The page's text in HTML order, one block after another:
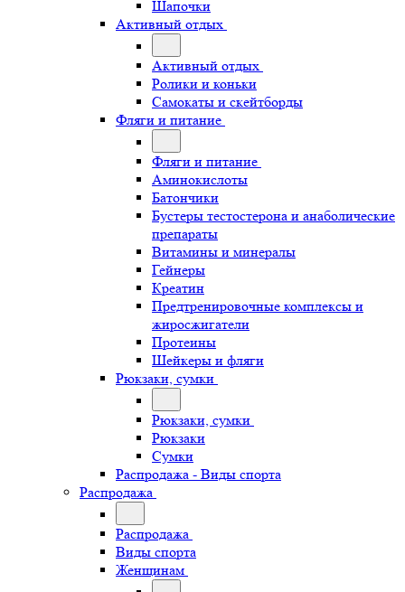
Шапочки
Активный отдых
Активный отдых
Ролики и коньки
Самокаты и скейтборды
Фляги и питание
Фляги и питание
Аминокислоты
Батончики
Бустеры тестостерона и анаболические
препараты
Витамины и минералы
Гейнеры
Креатин
Предтренировочные комплексы и
жиросжигатели
Протеины
Шейкеры и фляги
Рюкзаки, сумки
Рюкзаки, сумки
Рюкзаки
Сумки
Распродажа - Виды спорта
Распродажа
Распродажа
Виды спорта
Женщинам